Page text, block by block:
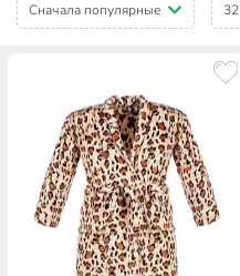
Сначала популярные 32